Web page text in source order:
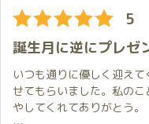
た。
定期配信に参加するのも
話しするのは特別。
多くの方が参加される配信
こともお伺いする際の楽
穂香さんの誕生月の初日に
のんびりいろいろなこと
今日の衣装は１年ぶりの浴
うちわを手に出迎えてく
淡い色の浴衣もすごく似
否が応でもテンションは
5
誕生月に逆にプレゼ
いつも通りに優しく迎え
せてもらいました。私の
やしてくれてありがとう。